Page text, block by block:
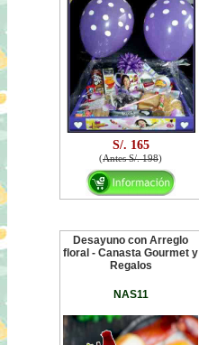
S/. 165
(Antes S/. 198)
Desayuno con Arreglo
floral - Canasta Gourmet y
Regalos
NAS11